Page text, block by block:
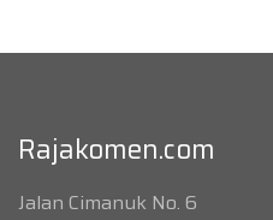
Rajakomen.com
Jalan Cimanuk No. 6